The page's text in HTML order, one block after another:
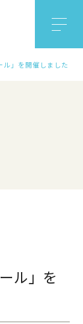
」を開催しました
ル」を